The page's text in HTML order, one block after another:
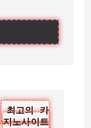
최고의 카
지노사이트